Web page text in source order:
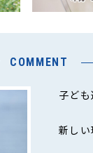
COMMENT
子ど
新しい